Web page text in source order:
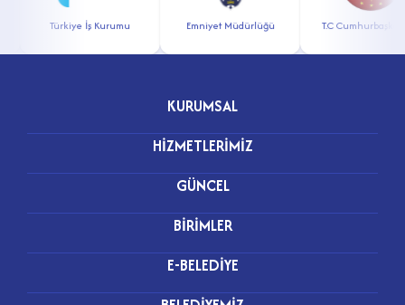
Türkiye İş Kurumu Emniyet Müdürlüğü T.C
KURUMSAL
HİZMETLERİMİZ
GÜNCEL
BİRİMLER
E-BELEDİYE